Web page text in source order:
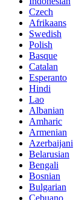
Czech
Afrikaans
Swedish
Polish
Basque
Catalan
Esperanto
Hindi
Lao
Albanian
Amharic
Armenian
Azerbaijani
Belarusian
Bengali
Bosnian
Bulgarian
Cebuano